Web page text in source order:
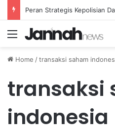
Menu
Home /transaksi saham
transaksi
indonesia